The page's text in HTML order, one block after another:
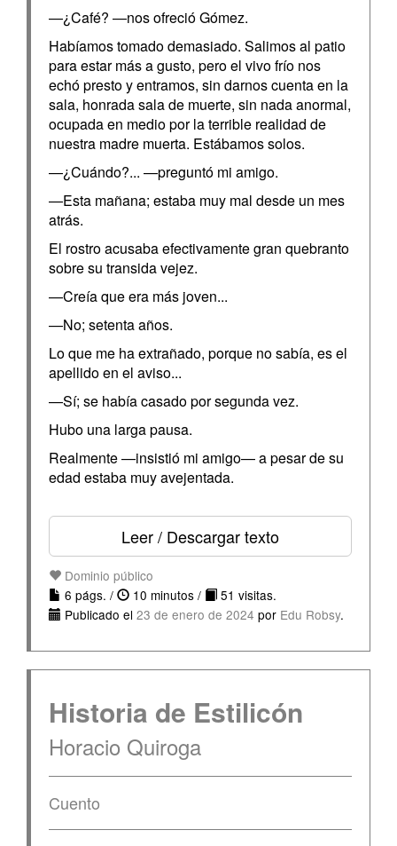
—¿Café? —nos ofreció Gómez.
Habíamos tomado demasiado. Salimos al patio
para estar más a gusto, pero el vivo frío nos
echó presto y entramos, sin darnos cuenta en la
sala, honrada sala de muerte, sin nada anormal,
ocupada en medio por la terrible realidad de
nuestra madre muerta. Estábamos solos.
—¿Cuándo?... —preguntó mi amigo.
—Esta mañana; estaba muy mal desde un mes
atrás.
El rostro acusaba efectivamente gran quebranto
sobre su transida vejez.
—Creía que era más joven...
—No; setenta años.
Lo que me ha extrañado, porque no sabía, es el
apellido en el aviso...
—Sí; se había casado por segunda vez.
Hubo una larga pausa.
Realmente —insistió mi amigo— a pesar de su
edad estaba muy avejentada.
Leer / Descargar texto
Dominio público
6 págs. /
10 minutos /
51 visitas.
Publicado el 23 de enero de 2024 por Edu Robsy.
Historia de Estilicón
Horacio Quiroga
Cuento